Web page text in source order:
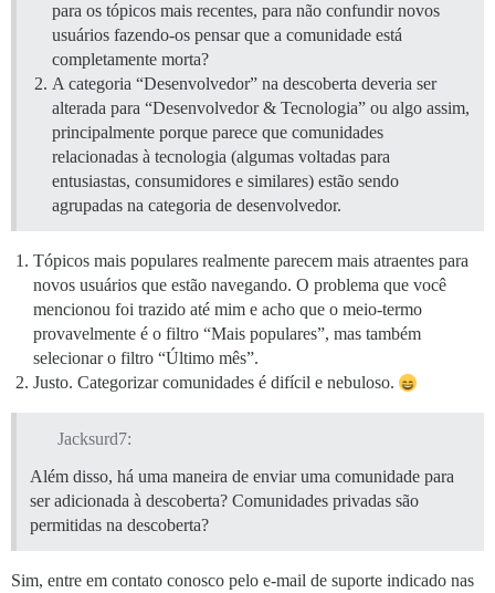
para os tópicos mais recentes, para não confundir novos
usuários fazendo-os pensar que a comunidade está
completamente morta?
A categoria “Desenvolvedor” na descoberta deveria ser
alterada para “Desenvolvedor & Tecnologia” ou algo assim,
principalmente porque parece que comunidades
relacionadas à tecnologia (algumas voltadas para
entusiastas, consumidores e similares) estão sendo
agrupadas na categoria de desenvolvedor.
Tópicos mais populares realmente parecem mais atraentes para
novos usuários que estão navegando. O problema que você
mencionou foi trazido até mim e acho que o meio-termo
provavelmente é o filtro “Mais populares”, mas também
selecionar o filtro “Último mês”.
Justo. Categorizar comunidades é difícil e nebuloso.
Jacksurd7:
Além disso, há uma maneira de enviar uma comunidade para
ser adicionada à descoberta? Comunidades privadas são
permitidas na descoberta?
Sim, entre em contato conosco pelo e-mail de suporte indicado nas